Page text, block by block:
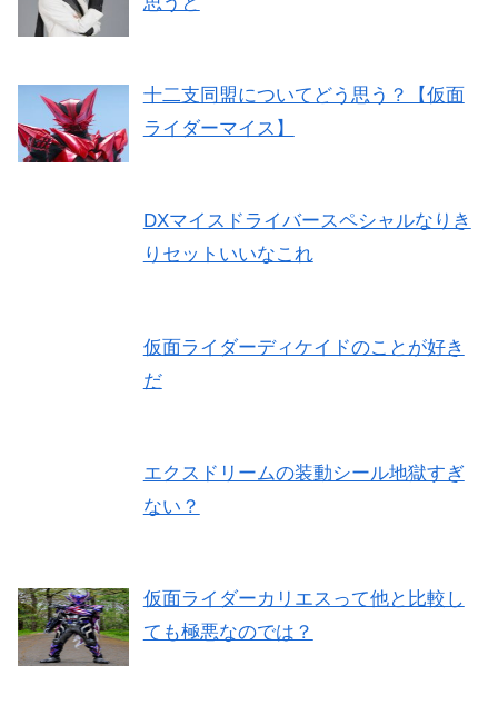
十二支同盟についてどう思う？【仮面
ライダーマイス】
DXマイスドライバースペシャルなりき
りセットいいなこれ
仮面ライダーディケイドのことが好き
だ
エクスドリームの装動シール地獄すぎ
ない？
仮面ライダーカリエスって他と比較し
ても極悪なのでは？